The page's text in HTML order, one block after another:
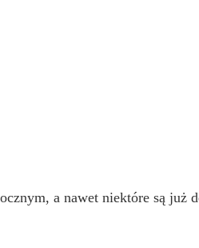
a nawet niektóre są już